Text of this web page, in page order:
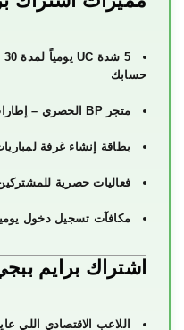
5 شدة UC يومياً
حسابك
متجر BP الحصري –
بطاقة إنشاء غرفة
فعاليات حصرية
مكافآت تسجيل دخول
اشتراك برايم